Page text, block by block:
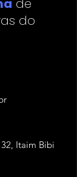
de
do
Itaim Bibi